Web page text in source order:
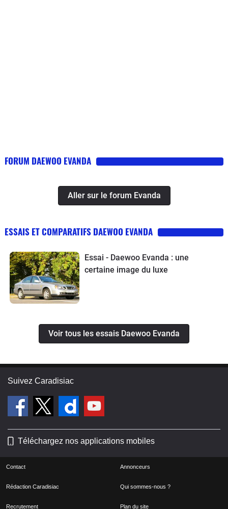
FORUM DAEWOO EVANDA
Aller sur le forum Evanda
ESSAIS ET COMPARATIFS DAEWOO EVANDA
Essai - Daewoo Evanda : une
certaine image du luxe
Voir tous les essais Daewoo Evanda
Suivez Caradisiac
Téléchargez nos applications mobiles
Contact Annonceurs
Rédaction Caradisiac Qui sommes-nous ?
Recrutement Plan du site